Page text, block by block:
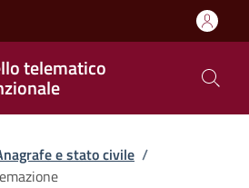
telematico
e stato civile /